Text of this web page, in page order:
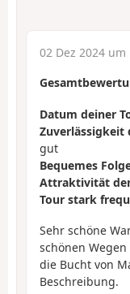
02 Dez 2024 um
Datum deiner
Zuverlässigkeit
gut
Bequemes
Attraktivität
Tour stark
Sehr schöne
schönen
die Bucht von
Beschreibung.